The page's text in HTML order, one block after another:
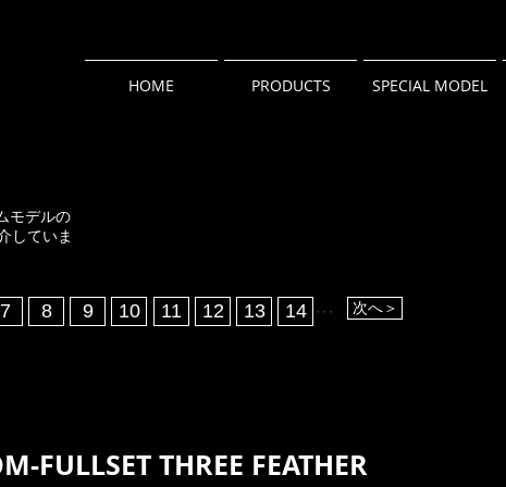
HOME PRODUCTS SPECIAL MODEL
モデルの
していま
7 8 9 10 11 12 13 14 次へ＞
​・・・
FULLSET THREE FEATHER